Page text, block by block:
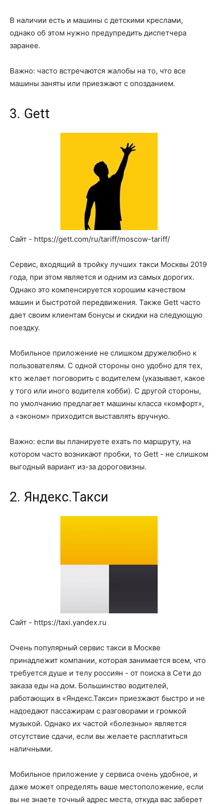
В наличии есть и машины с детскими креслами,
однако об этом нужно предупредить диспетчера
заранее.
Важно: часто встречаются жалобы на то, что все
машины заняты или приезжают с опозданием.
3. Gett
Сайт - https://gett.com/ru/tariff/moscow-tariff/
Сервис, входящий в тройку лучших такси Москвы 2019
года, при этом является и одним из самых дорогих.
Однако это компенсируется хорошим качеством
машин и быстротой передвижения. Также Gett часто
дает своим клиентам бонусы и скидки на следующую
поездку.
Мобильное приложение не слишком дружелюбно к
пользователям. С одной стороны оно удобно для тех,
кто желает поговорить с водителем (указывает, какое
у того или иного водителя хобби). С другой стороны,
по умолчанию предлагает машины класса «комфорт»,
а «эконом» приходится выставлять вручную.
Важно: если вы планируете ехать по маршруту, на
котором часто возникают пробки, то Gett - не слишком
выгодный вариант из-за дороговизны.
2. Яндекс.Такси
Сайт - https://taxi.yandex.ru
Очень популярный сервис такси в Москве
принадлежит компании, которая занимается всем, что
требуется душе и телу россиян - от поиска в Сети до
заказа еды на дом. Большинство водителей,
работающих в «Яндекс.Такси» приезжают быстро и не
надоедают пассажирам с разговорами и громкой
музыкой. Однако их частой «болезнью» является
отсутствие сдачи, если вы желаете расплатиться
наличными.
Мобильное приложение у сервиса очень удобное, и
даже может определять ваше местоположение, если
вы не знаете точный адрес места, откуда вас заберет